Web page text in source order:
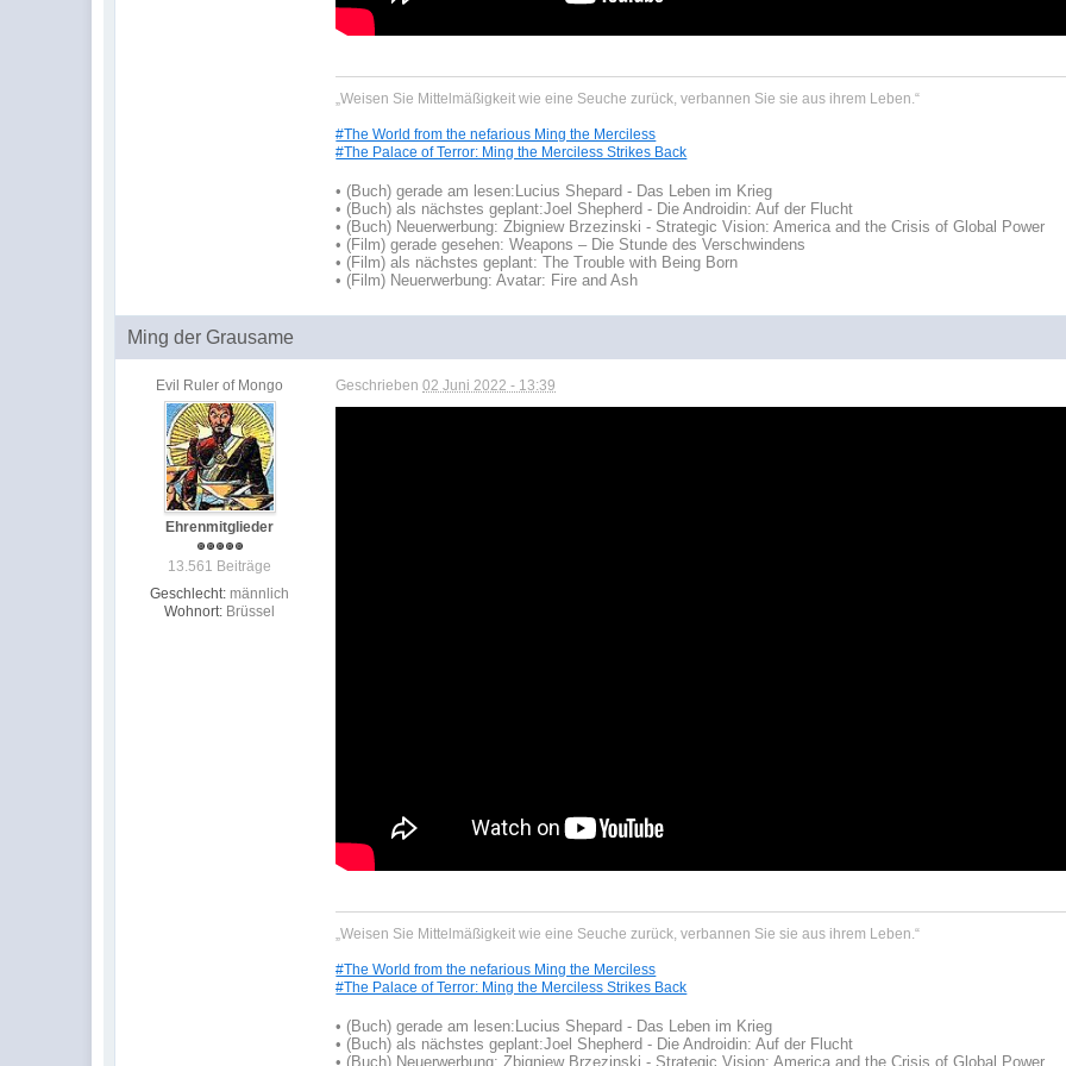
„Weisen Sie Mittelmäßigkeit wie eine Seuche zurück, verbannen Sie sie aus ihrem Leben.“
#The World from the nefarious Ming the Merciless
#The Palace of Terror: Ming the Merciless Strikes Back
• (Buch) gerade am lesen: Lucius Shepard - Das Leben im Krieg
• (Buch) als nächstes geplant:Joel Shepherd - Die Androidin: Auf der Flucht
• (Buch) Neuerwerbung: Zbigniew Brzezinski - Strategic Vision: America and the Crisis of Global Power
• (Film) gerade gesehen: Weapons – Die Stunde des Verschwindens
• (Film) als nächstes geplant: The Trouble with Being Born
• (Film) Neuerwerbung: Avatar: Fire and Ash
Ming der Grausame
Evil Ruler of Mongo
Ehrenmitglieder
13.561 Beiträge
Geschlecht: männlich
Wohnort: Brüssel
Geschrieben02 Juni 2022 - 13:39
„Weisen Sie Mittelmäßigkeit wie eine Seuche zurück, verbannen Sie sie aus ihrem Leben.“
#The World from the nefarious Ming the Merciless
#The Palace of Terror: Ming the Merciless Strikes Back
• (Buch) gerade am lesen: Lucius Shepard - Das Leben im Krieg
• (Buch) als nächstes geplant:Joel Shepherd - Die Androidin: Auf der Flucht
• (Buch) Neuerwerbung: Zbigniew Brzezinski - Strategic Vision: America and the Crisis of Global Power